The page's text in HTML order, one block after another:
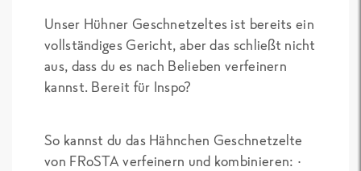
Unser Hühner Geschnetzeltes ist bereits ein
vollständiges Gericht, aber das schließt nicht
aus, dass du es nach Belieben verfeinern
kannst. Bereit für Inspo?
So kannst du das Hähnchen Geschnetzelte
von FRoSTA verfeinern und kombinieren: ·